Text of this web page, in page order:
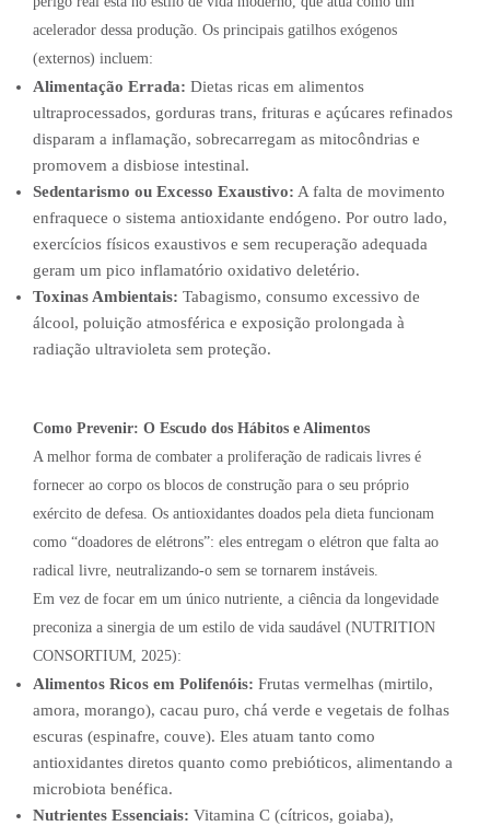
acelerador dessa produção. Os principais gatilhos exógenos
(externos) incluem:
Alimentação Errada: Dietas ricas em alimentos
ultraprocessados, gorduras trans, frituras e açúcares refinados
disparam a inflamação, sobrecarregam as mitocôndrias e
promovem a disbiose intestinal.
Sedentarismo ou Excesso Exaustivo: A falta de movimento
enfraquece o sistema antioxidante endógeno. Por outro lado,
exercícios físicos exaustivos e sem recuperação adequada
geram um pico inflamatório oxidativo deletério.
Toxinas Ambientais: Tabagismo, consumo excessivo de
álcool, poluição atmosférica e exposição prolongada à
radiação ultravioleta sem proteção.
Como Prevenir: O Escudo dos Hábitos e Alimentos
A melhor forma de combater a proliferação de radicais livres é
fornecer ao corpo os blocos de construção para o seu próprio
exército de defesa. Os antioxidantes doados pela dieta funcionam
como “doadores de elétrons”: eles entregam o elétron que falta ao
radical livre, neutralizando-o sem se tornarem instáveis.
Em vez de focar em um único nutriente, a ciência da longevidade
preconiza a sinergia de um estilo de vida saudável (NUTRITION
CONSORTIUM, 2025):
Alimentos Ricos em Polifenóis: Frutas vermelhas (mirtilo,
amora, morango), cacau puro, chá verde e vegetais de folhas
escuras (espinafre, couve). Eles atuam tanto como
antioxidantes diretos quanto como prebióticos, alimentando a
microbiota benéfica.
Nutrientes Essenciais: Vitamina C (cítricos, goiaba),